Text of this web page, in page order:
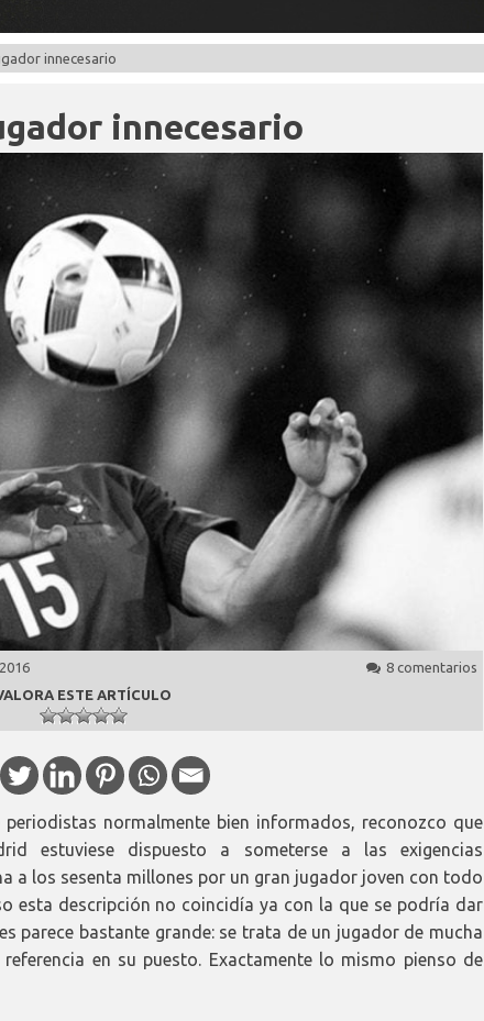
innecesario
innecesario
8 comentarios
ESTE ARTÍCULO
normalmente bien informados, reconozco que
estuviese dispuesto a someterse a las exigencias
a los sesenta millones por un gran jugador joven con todo
esta descripción no coincidía ya con la que se podría dar
parece bastante grande: se trata de un jugador de mucha
en su puesto. Exactamente lo mismo pienso de